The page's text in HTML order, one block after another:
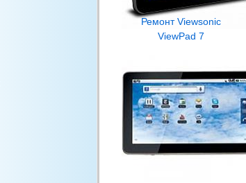
Ремонт Viewsonic
ViewPad 7